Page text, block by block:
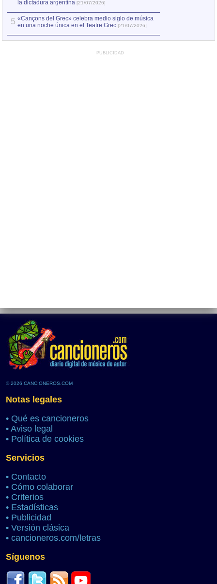
la dictadura argentina [21/07/2026]
5 «Cançons del Grec» celebra medio siglo de música
en una noche única en el Teatre Grec [21/07/2026]
PUBLICIDAD
© 2026 CANCIONEROS.COM
Notas legales
• Qué es cancioneros
• Aviso legal
• Política de cookies
Servicios
• Contacto
• Cómo colaborar
• Criterios
• Estadísticas
• Publicidad
• Versión clásica
• cancioneros.com/letras
Síguenos